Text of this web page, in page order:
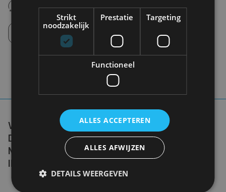
Nooit meer spijt van krijgen
Click en Collect
Afhalen in de winkel tussen 10u-18u.
WE DON'T NEED A HANDFUL OF PEOPLE
DOING ZERO WASTE PERFECTLY. WE NEED
MILLIONS OF PEOPLE DOING IT
IMPERFECTLY.
Strikt
noodzakelijk
Prestatie Targeting
Functioneel
ALLES ACCEPTEREN
ALLES AFWIJZEN
DETAILS WEERGEVEN